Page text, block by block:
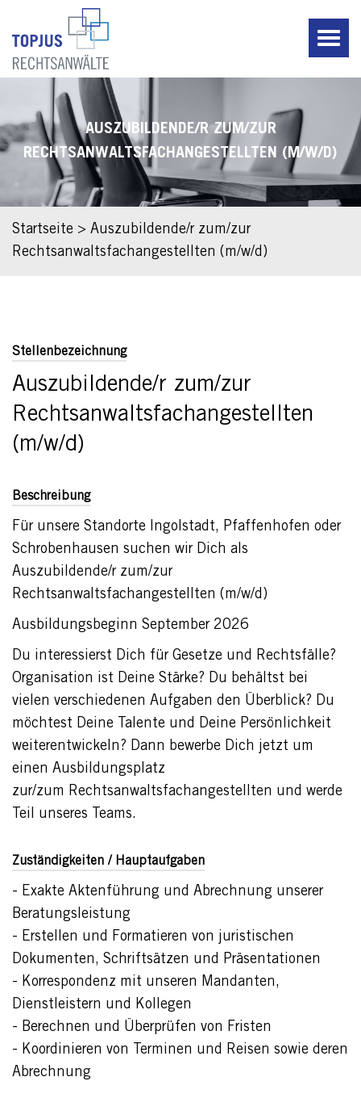
AUSZUBILDENDE/R ZUM/ZUR
RECHTSANWALTSFACHANGESTELLTEN (M/W/D)
Startseite > Auszubildende/r zum/zur
Rechtsanwaltsfachangestellten (m/w/d)
Stellenbezeichnung
Auszubildende/r zum/zur
Rechtsanwaltsfachangestellten
(m/w/d)
Beschreibung
Für unsere Standorte Ingolstadt, Pfaffenhofen oder
Schrobenhausen suchen wir Dich als
Auszubildende/r zum/zur
Rechtsanwaltsfachangestellten (m/w/d)
Ausbildungsbeginn September 2026
Du interessierst Dich für Gesetze und Rechtsfälle?
Organisation ist Deine Stärke? Du behältst bei
vielen verschiedenen Aufgaben den Überblick? Du
möchtest Deine Talente und Deine Persönlichkeit
weiterentwickeln? Dann bewerbe Dich jetzt um
einen Ausbildungsplatz
zur/zum Rechtsanwaltsfachangestellten und werde
Teil unseres Teams.
Zuständigkeiten / Hauptaufgaben
- Exakte Aktenführung und Abrechnung unserer
Beratungsleistung
- Erstellen und Formatieren von juristischen
Dokumenten, Schriftsätzen und Präsentationen
- Korrespondenz mit unseren Mandanten,
Dienstleistern und Kollegen
- Berechnen und Überprüfen von Fristen
- Koordinieren von Terminen und Reisen sowie deren
Abrechnung